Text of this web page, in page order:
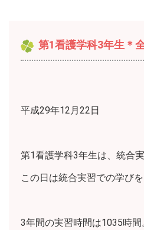
第1看護学科3年生＊
平成29年12月22日
第1看護学科3年生は、統合
この日は統合実習での学び
3年間の実習時間は1035時間